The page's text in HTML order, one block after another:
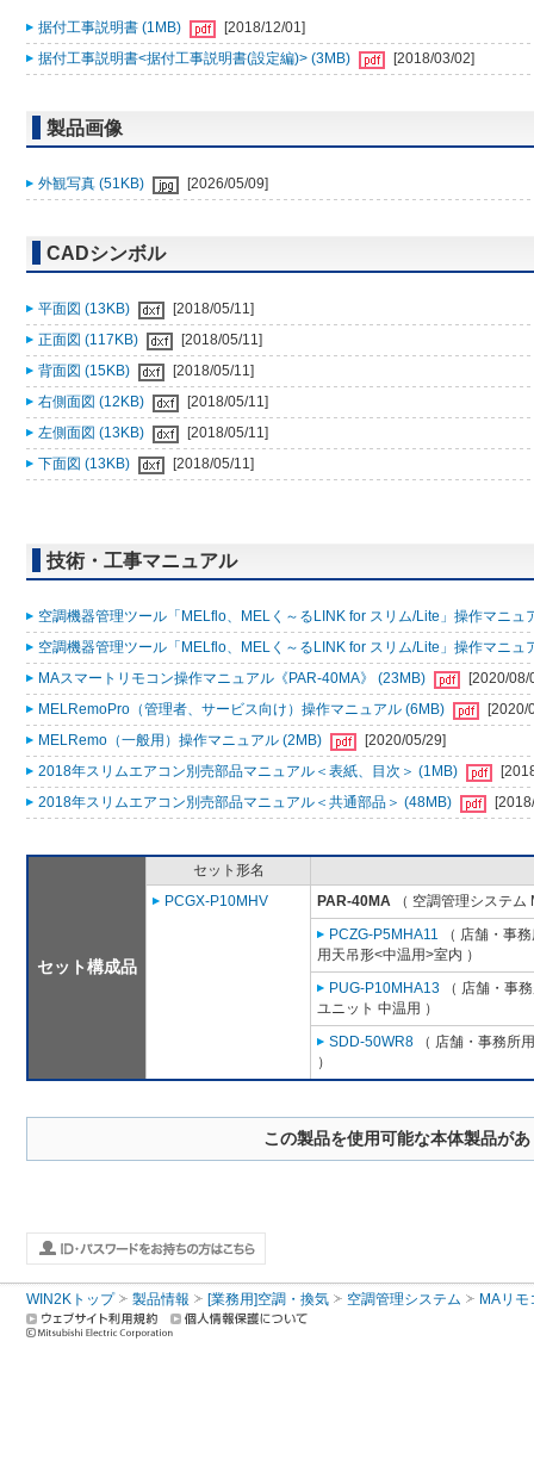
据付工事説明書 (1MB)
[2018/12/01]
据付工事説明書<据付工事説明書(設定編)> (3MB)
[2018/03/02]
製品画像
外観写真 (51KB) [2026/05/09]
CADシンボル
平面図 (13KB)
[2018/05/11]
正面図 (117KB)
[2018/05/11]
背面図 (15KB)
[2018/05/11]
右側面図 (12KB)
[2018/05/11]
左側面図 (13KB)
[2018/05/11]
下面図 (13KB)
[2018/05/11]
技術・工事マニュアル
空調機器管理ツール「MELflo、MELく～るLINK for スリム/Lite」操作マニュ
空調機器管理ツール「MELflo、MELく～るLINK for スリム/Lite」操作マニュ
MAスマートリモコン操作マニュアル《PAR-40MA》 (23MB)
[2020/08/
MELRemoPro（管理者、サービス向け）操作マニュアル (6MB)
[2020/
MELRemo（一般用）操作マニュアル (2MB)
[2020/05/29]
2018年スリムエアコン別売部品マニュアル＜表紙、目次＞ (1MB)
2018年スリムエアコン別売部品マニュアル＜共通部品＞ (48MB)
セット構成品
セット形名
PCGX-P10MHV
PAR-40MA （ 空調管理システム
PCZG-P5MHA11 （ 店舗・事
用天吊形<中温用>室内 ）
PUG-P10MHA13 （ 店舗・事
ユニット 中温用 ）
SDD-50WR8 （ 店舗・事務所
）
この製品を使用可能な本体製品が
WIN2Kトップ 製品情報 [業務用]空調・換気 空調管理システム MAリモ